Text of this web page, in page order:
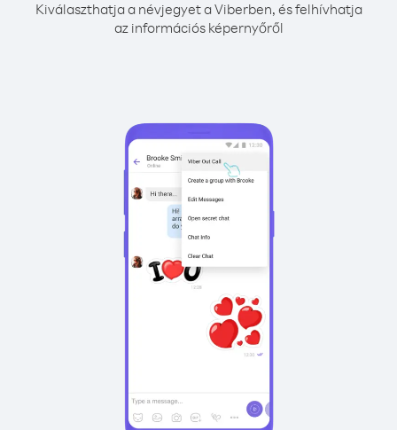
Kiválaszthatja a névjegyet a Viberben, és felhívhatja
az információs képernyőről